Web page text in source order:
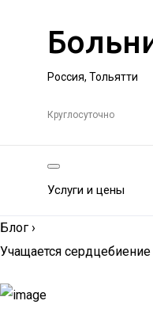
Россия, Тольятти
Круглосуточно
Услуги и цены
Блог ›
Учащается сердцебиение